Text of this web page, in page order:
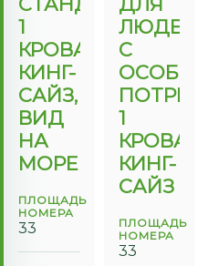
1
КРОВАТЬ
КИНГ-
САЙЗ,
ВИД
НА
МОРЕ
ПЛОЩАДЬ
НОМЕРА
33
ЛЮДЕЙ
С
1
КИНГ-
САЙЗ
ПЛОЩАДЬ
НОМЕРА
33